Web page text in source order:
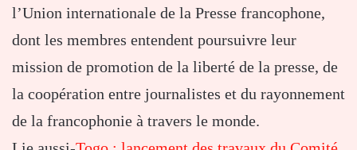
l’Union internationale de la Presse francophone,
dont les membres entendent poursuivre leur
mission de promotion de la liberté de la presse, de
la coopération entre journalistes et du rayonnement
de la francophonie à travers le monde.